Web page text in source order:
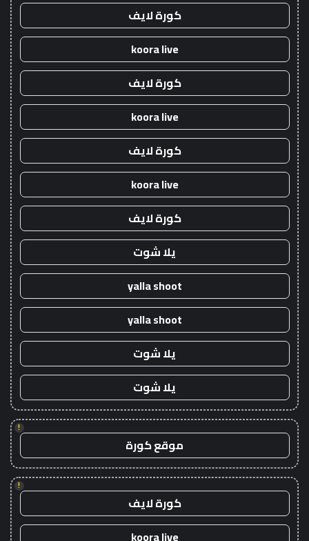
كورة لايف
koora live
كورة لايف
koora live
كورة لايف
koora live
كورة لايف
يلا شوت
yalla shoot
yalla shoot
يلا شوت
يلا شوت
!
موقع كورة
!
كورة لايف
koora live